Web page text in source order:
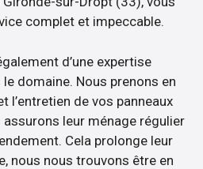
complet et impeccable.
d’une expertise
domaine. Nous prenons en
l’entretien de vos panneaux
leur ménage régulier
Cela prolonge leur
nous nous trouvons être en